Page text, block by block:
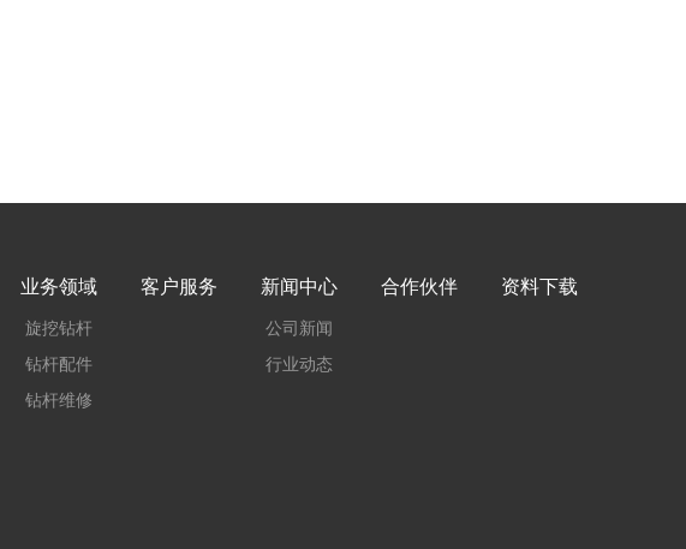
业务领域
旋挖钻杆
钻杆配件
钻杆维修
客户服务 新闻中心
公司新闻
行业动态
合作伙伴 资料下载